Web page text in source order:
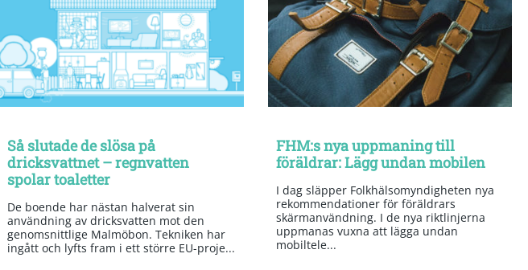
Så slutade de slösa på
dricksvattnet – regnvatten
spolar toaletter
De boende har nästan halverat sin
användning av dricksvatten mot den
genomsnittlige Malmöbon. Tekniken har
ingått och lyfts fram i ett större EU-proje...
FHM:s nya uppmaning till
föräldrar: Lägg undan mobilen
I dag släpper Folkhälsomyndigheten nya
rekommendationer för föräldrars
skärmanvändning. I de nya riktlinjerna
uppmanas vuxna att lägga undan
mobiltele...